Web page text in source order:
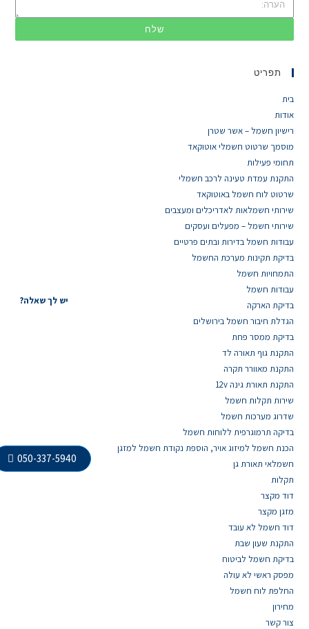
שלח
תפריט
בית
אודות
רישיון חשמל – אשר שטרן
מוסמך שרטוט חשמלי אוטוקאד
תחומי פעילות
התקנת עמדת טעינה לרכב חשמלי
שרטוט לוח חשמל באוטוקאד
שירותי חשמלאות לאדריכלים ומעצבים
שירותי חשמל – מפעלים ועסקים
עבודות חשמל בדירות ובתים פרטיים
בדיקת תקינות מערכת החשמל
התמחויות חשמל
עבודות חשמל
בדיקת הארקה
הגדלת חיבור חשמל בירושלים
בדיקת ממסר פחת
התקנת גוף תאורה לד
התקנת מאוורר תקרה
התקנת תאורת גינה 12v
שירות תקלות חשמל
שדרוג מערכות חשמל
בדיקה תרמוגרפית ללוחות חשמל
הכנת חשמל למיזוג אויר, הוספת נקודת חשמל למזגן
חשמלאי תאורת גן
תקלות
דוד מקצר
מזגן מקצר
דוד חשמל לא עובד
התקנת שעון שבת
בדיקת חשמל לביטוח
מפסק ראשי לא עולה
החלפת לוח חשמל
מחירון
צור קשר
יש לך שאלה?
050-337-5940